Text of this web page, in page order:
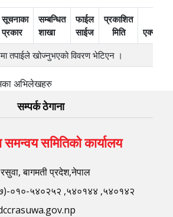
सूचनाका
प्रकार
सम्बन्धित
शाखा
फाईल
साईज
प्रकाशित
मिति
एक्सन
तपाईले खोज्‍नुभएको विवरण भेटिएन ।
अभिलेखहरु
सम्पर्क ठेगाना
समन्वय समितिको कार्यालय
बागमती प्रदेश,नेपाल
०१०-५४०२५२ ,५४०१४४ ,५४०१४२